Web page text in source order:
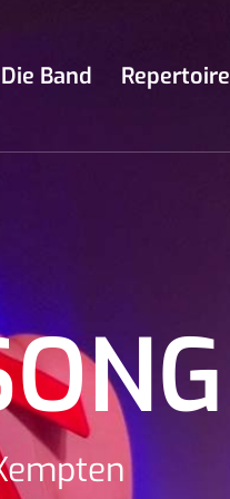
Die Band Repertoire